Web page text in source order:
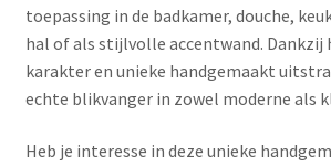
toepassing in de badkamer, douche,
hal of als stijlvolle accentwand. Dankzij
karakter en unieke handgemaakt
echte blikvanger in zowel moderne als
Heb je interesse in deze unieke